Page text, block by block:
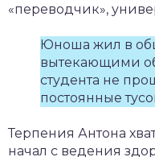
«переводчик»,
Юноша жил в
вытекающими
студента не
постоянные
Терпения Антона
начал с ведения